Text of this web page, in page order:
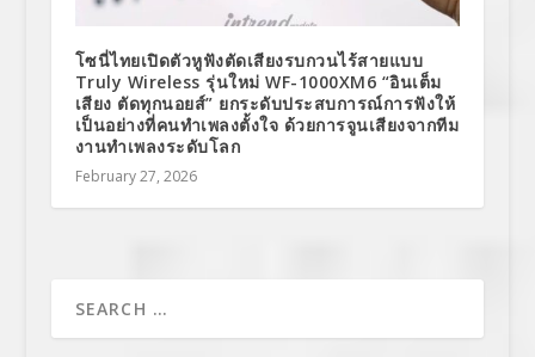
โซนี่ไทยเปิดตัวหูฟังตัดเสียงรบกวนไร้สายแบบ
Truly Wireless รุ่นใหม่ WF-1000XM6 “อินเต็ม
เสียง ตัดทุกนอยส์” ยกระดับประสบการณ์การฟังให้
เป็นอย่างที่คนทำเพลงตั้งใจ ด้วยการจูนเสียงจากทีม
งานทำเพลงระดับโลก
February 27, 2026